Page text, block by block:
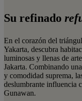
Su refinado
En el corazón del
Yakarta, descubra
luminosas y llenas de
Jakarta. Combinando
y comodidad suprema,
deslumbrante influencia
Gunawan.